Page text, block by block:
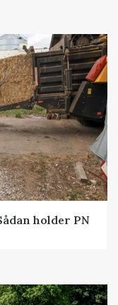
holder PN